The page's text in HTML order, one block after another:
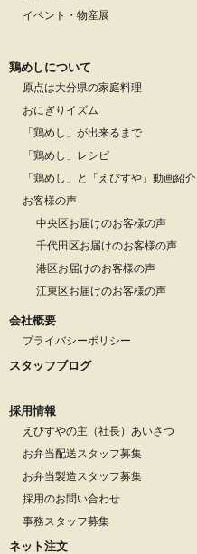
イベント・物産展
鶏めしについて
原点は大分県の家庭料理
おにぎりイズム
「鶏めし」が出来るまで
「鶏めし」レシピ
「鶏めし」と「えびすや」動画紹介
お客様の声
中央区お届けのお客様の声
千代田区お届けのお客様の声
港区お届けのお客様の声
江東区お届けのお客様の声
会社概要
プライバシーポリシー
スタッフブログ
採用情報
えびすやの主（社長）あいさつ
お弁当配送スタッフ募集
お弁当製造スタッフ募集
採用のお問い合わせ
事務スタッフ募集
ネット注文